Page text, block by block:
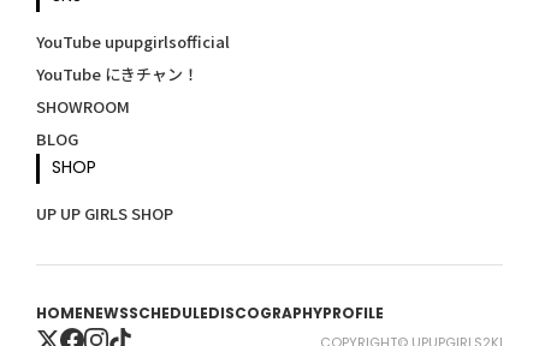
YouTube upupgirlsofficial
YouTube にきチャン！
SHOWROOM
BLOG
SHOP
UP UP GIRLS SHOP
HOMENEWSSCHEDULEDISCOGRAPHYPROFILE